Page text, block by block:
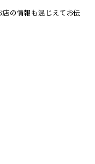
の情報も混じえてお伝